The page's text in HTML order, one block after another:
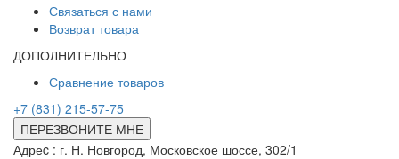
Связаться с нами
Возврат товара
ДОПОЛНИТЕЛЬНО
Сравнение товаров
+7 (831) 215-57-75
ПЕРЕЗВОНИТЕ МНЕ
Адреc : г. Н. Новгород, Московское шоссе, 302/1